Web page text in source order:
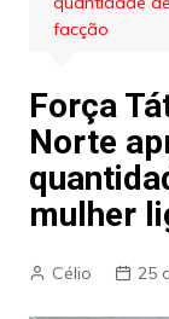
facção
Força
Norte
mulher
Célio 25